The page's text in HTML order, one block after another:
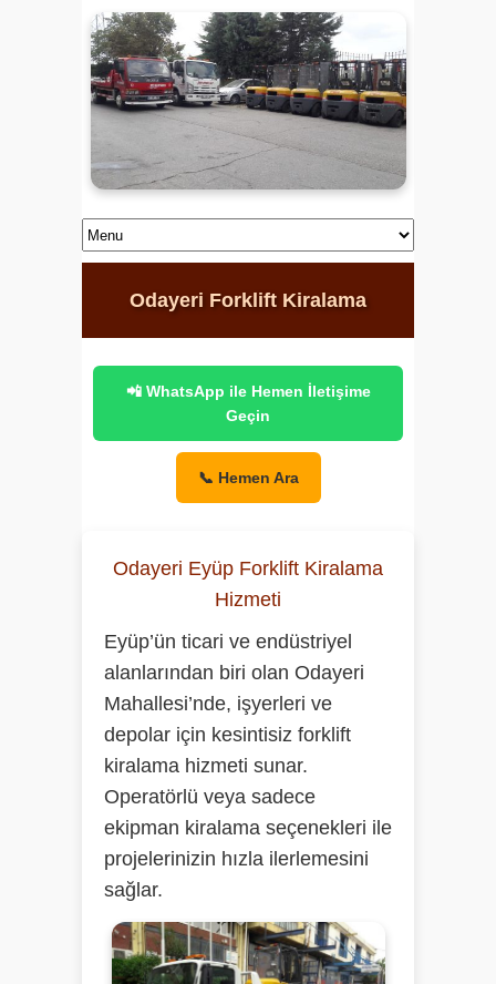
Odayeri Forklift Kiralama
📲 WhatsApp ile Hemen İletişime
Geçin
📞 Hemen Ara
Odayeri Eyüp Forklift Kiralama
Hizmeti
Eyüp’ün ticari ve endüstriyel
alanlarından biri olan Odayeri
Mahallesi’nde, işyerleri ve
depolar için kesintisiz forklift
kiralama hizmeti sunar.
Operatörlü veya sadece
ekipman kiralama seçenekleri ile
projelerinizin hızla ilerlemesini
sağlar.